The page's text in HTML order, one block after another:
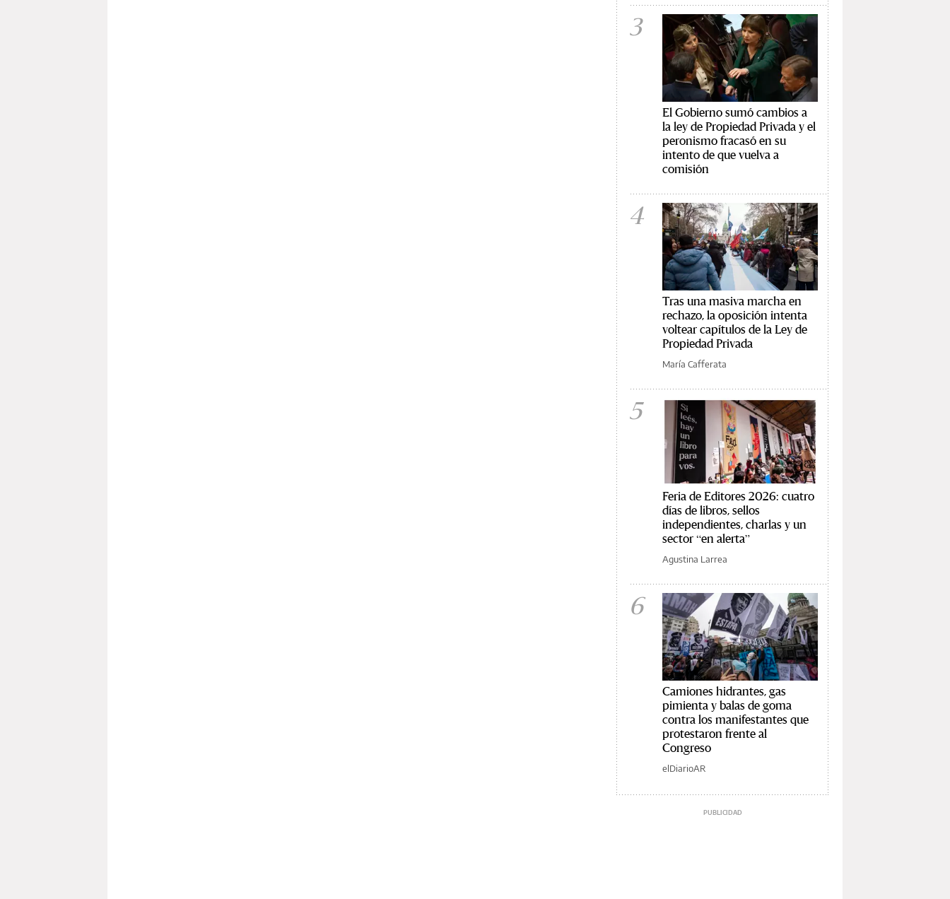
3
El Gobierno sumó cambios a
la ley de Propiedad Privada y el
peronismo fracasó en su
intento de que vuelva a
comisión
4
Tras una masiva marcha en
rechazo, la oposición intenta
voltear capítulos de la Ley de
Propiedad Privada
María Cafferata
5
Feria de Editores 2026: cuatro
días de libros, sellos
independientes, charlas y un
sector “en alerta”
Agustina Larrea
6
Camiones hidrantes, gas
pimienta y balas de goma
contra los manifestantes que
protestaron frente al
Congreso
elDiarioAR